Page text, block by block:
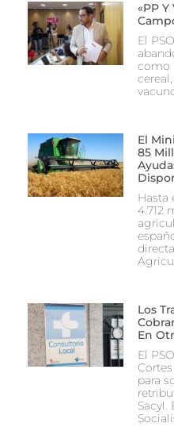
«PP
El
como
El
85
Hasta
4.712
Los
En
El
para
Sacyl.